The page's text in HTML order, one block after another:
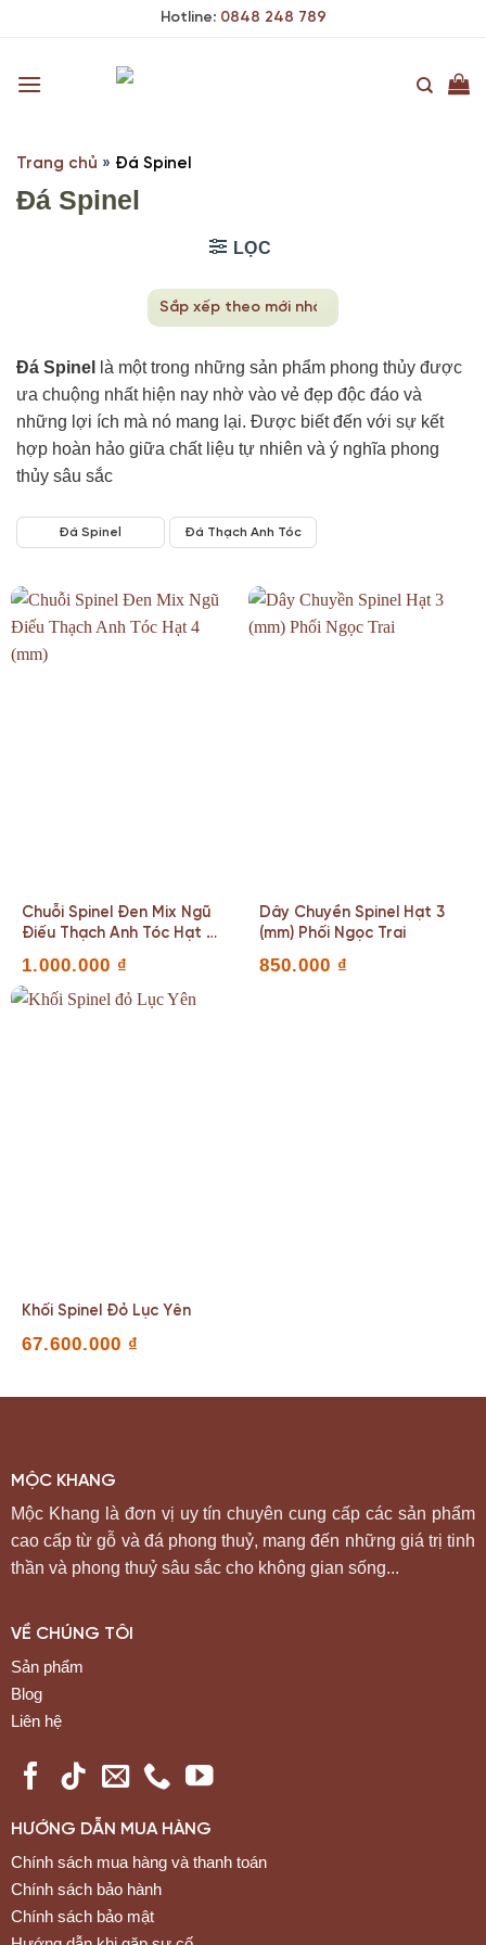
Hotline: 0848 248 789
Trang chủ » Đá Spinel
Đá Spinel
LỌC
Đá Spinel
là một trong những sản phẩm phong thủy được
ưa chuộng nhất hiện nay nhờ vào vẻ đẹp độc đáo và
những lợi ích mà nó mang lại. Được biết đến với sự kết
hợp hoàn hảo giữa chất liệu tự nhiên và ý nghĩa phong
thủy sâu sắc
Đá Spinel Đá Thạch Anh Tóc
Chuỗi Spinel Đen Mix Ngũ
Điếu Thạch Anh Tóc Hạt 4
1.000.000 ₫
Dây Chuyền Spinel Hạt 3
(mm) Phối Ngọc Trai
850.000 ₫
Khối Spinel Đỏ Lục Yên
67.600.000 ₫
MỘC KHANG
Mộc Khang là đơn vị uy tín chuyên cung cấp các sản phẩm
cao cấp từ gỗ và đá phong thuỷ, mang đến những giá trị tinh
thần và phong thuỷ sâu sắc cho không gian sống...
VỀ CHÚNG TÔI
Sản phẩm
Blog
Liên hệ
HƯỚNG DẪN MUA HÀNG
Chính sách mua hàng và thanh toán
Chính sách bảo hành
Chính sách bảo mật